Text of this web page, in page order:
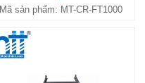
Mã sản phẩm: MT-CR-FT1000